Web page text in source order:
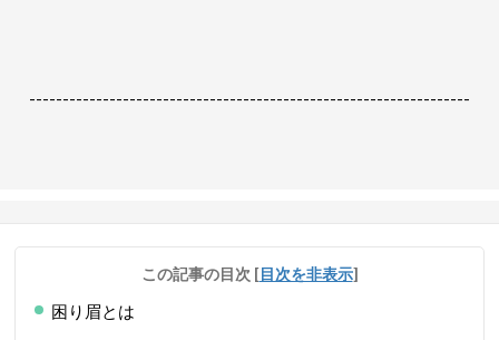
------------------------------------------------------------------
この記事の目次 [目次を非表示]
困り眉とは